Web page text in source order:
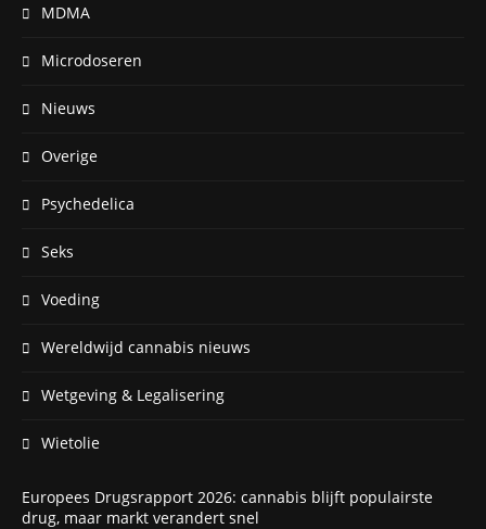
MDMA
Microdoseren
Nieuws
Overige
Psychedelica
Seks
Voeding
Wereldwijd cannabis nieuws
Wetgeving & Legalisering
Wietolie
Europees Drugsrapport 2026: cannabis blijft populairste
drug, maar markt verandert snel